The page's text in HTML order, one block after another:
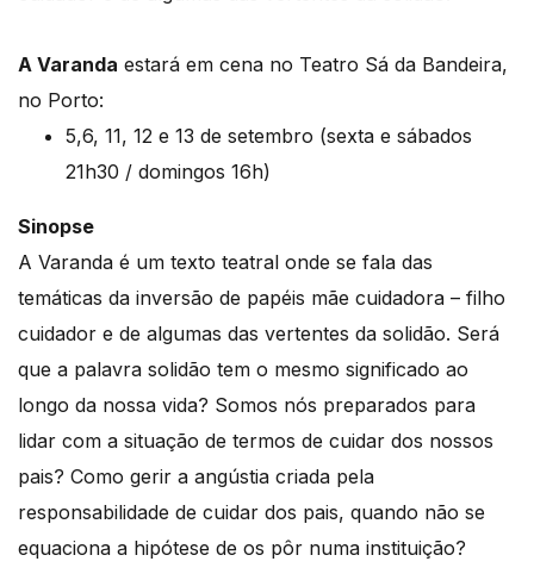
A Varanda estará em cena no Teatro Sá da Bandeira,
no Porto:
5,6, 11, 12 e 13 de setembro (sexta e sábados
21h30 / domingos 16h)
Sinopse
A Varanda é um texto teatral onde se fala das
temáticas da inversão de papéis mãe cuidadora – filho
cuidador e de algumas das vertentes da solidão. Será
que a palavra solidão tem o mesmo significado ao
longo da nossa vida? Somos nós preparados para
lidar com a situação de termos de cuidar dos nossos
pais? Como gerir a angústia criada pela
responsabilidade de cuidar dos pais, quando não se
equaciona a hipótese de os pôr numa instituição?